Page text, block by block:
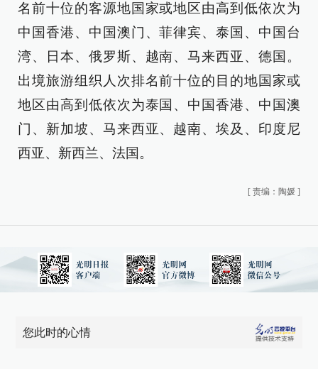
名前十位的客源地国家或地区由高到低依次为
中国香港、中国澳门、菲律宾、泰国、中国台
湾、日本、俄罗斯、越南、马来西亚、德国。
出境旅游组织人次排名前十位的目的地国家或
地区由高到低依次为泰国、中国香港、中国澳
门、新加坡、马来西亚、越南、埃及、印度尼
西亚、新西兰、法国。
[ 责编：陶媛 ]
您此时的心情